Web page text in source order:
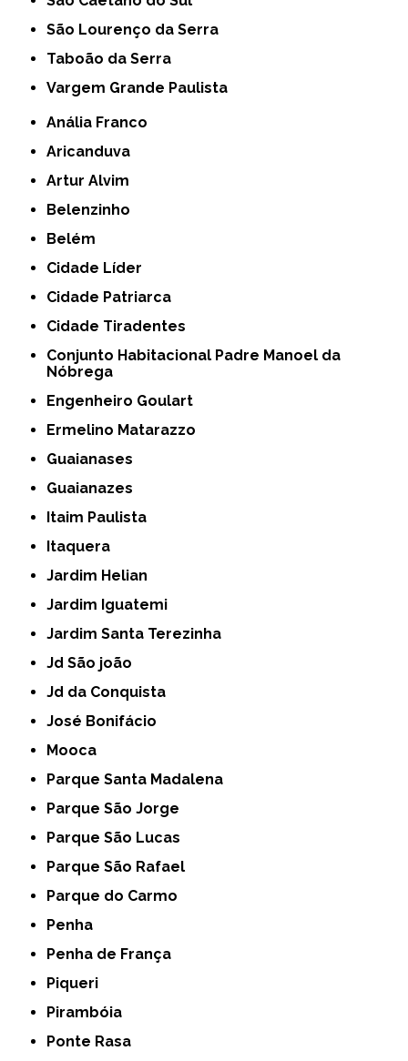
São Lourenço da Serra
Taboão da Serra
Vargem Grande Paulista
Anália Franco
Aricanduva
Artur Alvim
Belenzinho
Belém
Cidade Líder
Cidade Patriarca
Cidade Tiradentes
Conjunto Habitacional Padre Manoel da
Nóbrega
Engenheiro Goulart
Ermelino Matarazzo
Guaianases
Guaianazes
Itaim Paulista
Itaquera
Jardim Helian
Jardim Iguatemi
Jardim Santa Terezinha
Jd São joão
Jd da Conquista
José Bonifácio
Mooca
Parque Santa Madalena
Parque São Jorge
Parque São Lucas
Parque São Rafael
Parque do Carmo
Penha
Penha de França
Piqueri
Pirambóia
Ponte Rasa